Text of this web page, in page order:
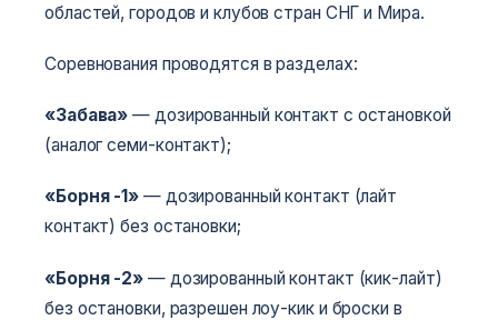
областей, городов и клубов стран СНГ и Мира.
Соревнования проводятся в разделах:
«Забава» — дозированный контакт с остановкой
(аналог семи-контакт);
«Борня -1» — дозированный контакт (лайт
контакт) без остановки;
«Борня -2» — дозированный контакт (кик-лайт)
без остановки, разрешен лоу-кик и броски в